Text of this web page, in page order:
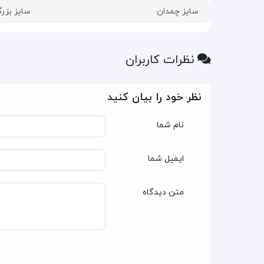
سایز چمدان سایز
نظرات کاربران
نظر خود را بیان کنید
نام شما
ایمیل شما
متن دیدگاه